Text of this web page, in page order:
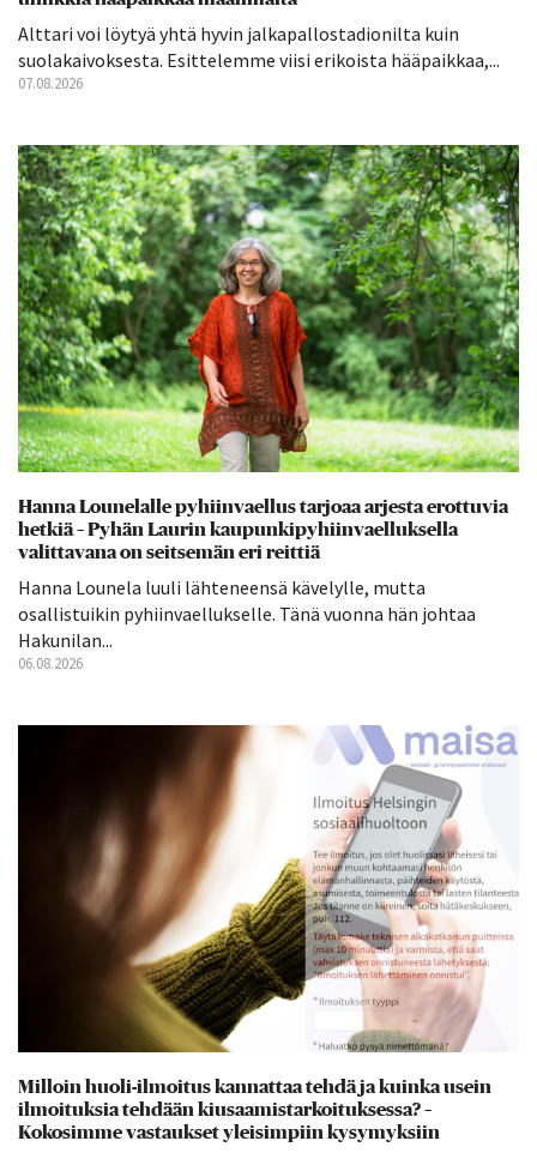
Alttari voi löytyä yhtä hyvin jalkapallostadionilta kuin
suolakaivoksesta. Esittelemme viisi erikoista hääpaikkaa,...
07.08.2026
Hanna Lounelalle pyhiinvaellus tarjoaa arjesta erottuvia
hetkiä – Pyhän Laurin kaupunkipyhiinvaelluksella
valittavana on seitsemän eri reittiä
Hanna Lounela luuli lähteneensä kävelylle, mutta
osallistuikin pyhiinvaellukselle. Tänä vuonna hän johtaa
Hakunilan...
06.08.2026
Milloin huoli-ilmoitus kannattaa tehdä ja kuinka usein
ilmoituksia tehdään kiusaamistarkoituksessa? –
Kokosimme vastaukset yleisimpiin kysymyksiin